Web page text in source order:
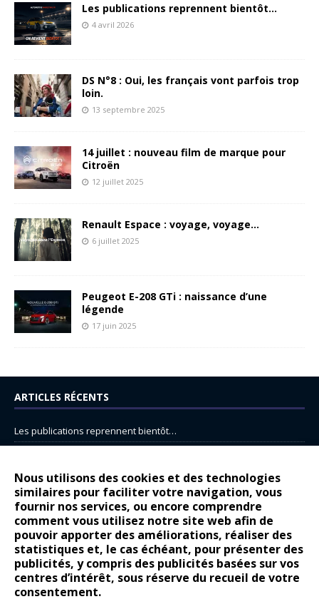
Nous utilisons des cookies et des technologies
similaires pour faciliter votre navigation, vous
fournir nos services, ou encore comprendre
comment vous utilisez notre site web afin de
pouvoir apporter des améliorations, réaliser des
statistiques et, le cas échéant, pour présenter des
publicités, y compris des publicités basées sur vos
centres d’intérêt, sous réserve du recueil de votre
consentement.
Les publications reprennent bientôt…
4 avril 2026
DS N°8 : Oui, les français vont parfois trop
loin.
13 septembre 2025
14 juillet : nouveau film de marque pour
Citroën
12 juillet 2025
Renault Espace : voyage, voyage…
6 juillet 2025
Peugeot E-208 GTi : naissance d’une
légende
17 juin 2025
ARTICLES RÉCENTS
Les publications reprennent bientôt…
14 juillet : nouveau film de marque pour Citroën
Renault Espace : voyage, voyage…
Peugeot E-208 GTi : naissance d’une légende
COMMENTAIRES RÉCENTS
Bernard DardartdansDacia Sandero : pour les gens vrais